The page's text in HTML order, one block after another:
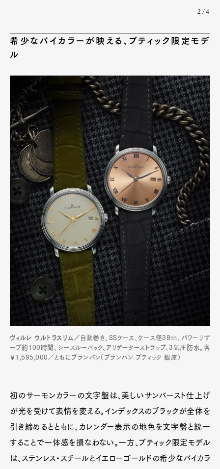
2/4
希少なバイカラーが映える、ブティック限定モデ
ル
ヴィルレ ウルトラスリム／ 自動巻き、SSケース、ケース径38㎜、パワーリザ
ーブ約100時間、シースルーバック、アリゲーターストラップ、3気圧防水。各
￥1,595,000／ともにブランパン（ブランパン ブティック 銀座）
初のサーモンカラーの文字盤は、美しいサンバースト仕上げ
が光を受けて表情を変える。インデックスのブラックが全体を
引き締めるとともに、カレンダー表示の地色を文字盤と統一
することで一体感を損なわない。一方、ブティック限定モデル
は、ステンレス・スチールとイエローゴールドの希少なバイカラ